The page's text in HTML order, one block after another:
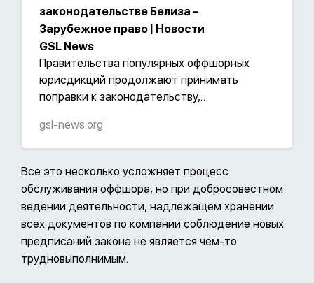
законодательстве Белиза –
Зарубежное право | Новости
GSL News
Правительства популярных оффшорных
юрисдикций продолжают принимать
поправки к законодательству,
коммерческих компаний. Одной из таких
популярных юрисдикций является Белиз,
принимают поправки к Закону о
международных коммерческих компаниях.
Недавно мы писали про поправки, принятые
в конце 2022 года, сейчас считаем
необходимым осветить наиболее
существенные последние изменения 2023
gsl-news.org
Все это несколько усложняет процесс
обслуживания оффшора, но при добросовестном
ведении деятельности, надлежащем хранении
всех документов по компании соблюдение новых
предписаний закона не является чем-то
трудновыполнимым.